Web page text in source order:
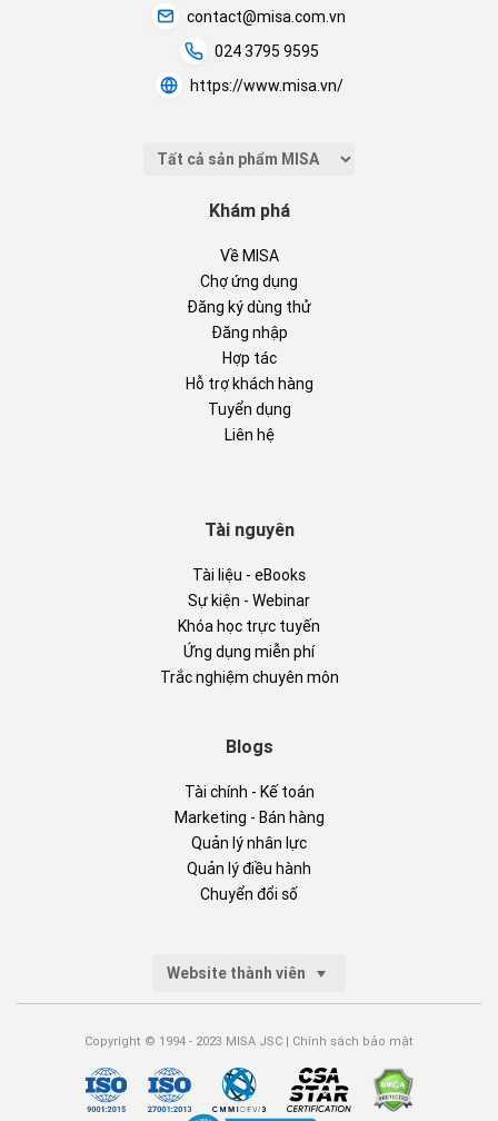
contact@misa.com.vn
024 3795 9595
https://www.misa.vn/
Khám phá
Về MISA
Chợ ứng dụng
Đăng ký dùng thử
Đăng nhập
Hợp tác
Hỗ trợ khách hàng
Tuyển dụng
Liên hệ
Tài nguyên
Tài liệu - eBooks
Sự kiện - Webinar
Khóa học trực tuyến
Ứng dụng miễn phí
Trắc nghiệm chuyên môn
Blogs
Tài chính - Kế toán
Marketing - Bán hàng
Quản lý nhân lực
Quản lý điều hành
Chuyển đổi số
Website thành viên
Copyright © 1994 - 2023 MISA JSC | Chính sách bảo mật